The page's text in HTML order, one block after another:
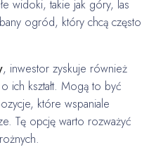
widoki, takie jak góry, las
ogród, który chcą często
, inwestor zyskuje również
ich kształt. Mogą to być
które wspaniale
Tę opcję warto rozważyć